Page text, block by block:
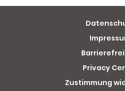
Privacy
Zustimmung